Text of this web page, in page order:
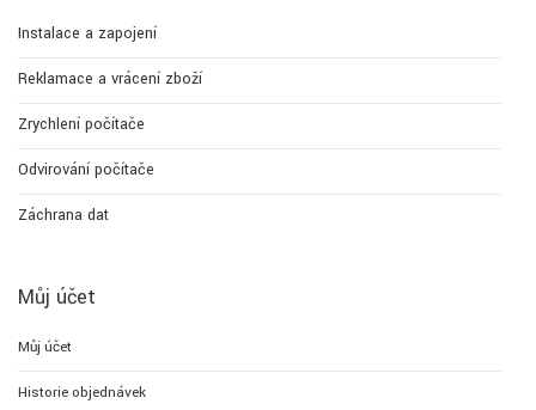
Instalace a zapojení
Reklamace a vrácení zboží
Zrychlení počítače
Odvirování počítače
Záchrana dat
Můj účet
Můj účet
Historie objednávek